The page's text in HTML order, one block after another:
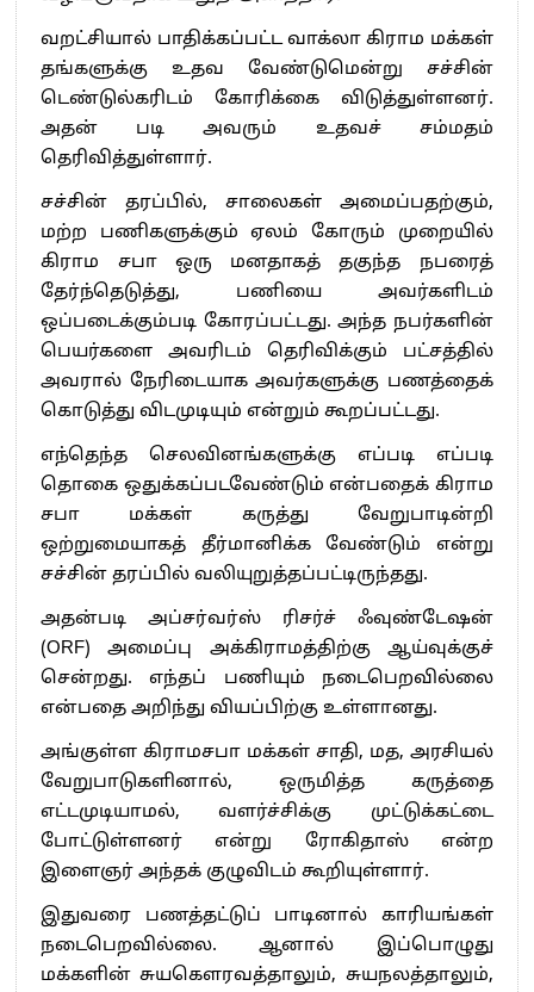
வறட்சியால் பாதிக்கப்பட்ட வாக்லா கிராம மக்கள்
தங்களுக்கு உதவ வேண்டுமென்று சச்சின்
டெண்டுல்கரிடம் கோரிக்கை விடுத்துள்ளனர்.
அதன் படி அவரும் உதவச் சம்மதம்
தெரிவித்துள்ளார்.
சச்சின் தரப்பில், சாலைகள் அமைப்பதற்கும்,
மற்ற பணிகளுக்கும் ஏலம் கோரும் முறையில்
கிராம சபா ஒரு மனதாகத் தகுந்த நபரைத்
தேர்ந்தெடுத்து, பணியை அவர்களிடம்
ஒப்படைக்கும்படி கோரப்பட்டது. அந்த நபர்களின்
பெயர்களை அவரிடம் தெரிவிக்கும் பட்சத்தில்
அவரால் நேரிடையாக அவர்களுக்கு பணத்தைக்
கொடுத்து விடமுடியும் என்றும் கூறப்பட்டது.
எந்தெந்த செலவினங்களுக்கு எப்படி எப்படி
தொகை ஒதுக்கப்படவேண்டும் என்பதைக் கிராம
சபா மக்கள் கருத்து வேறுபாடின்றி
ஒற்றுமையாகத் தீர்மானிக்க வேண்டும் என்று
சச்சின் தரப்பில் வலியுறுத்தப்பட்டிருந்தது.
அதன்படி அப்சர்வர்ஸ் ரிசர்ச் ஃவுண்டேஷன்
(ORF) அமைப்பு அக்கிராமத்திற்கு ஆய்வுக்குச்
சென்றது. எந்தப் பணியும் நடைபெறவில்லை
என்பதை அறிந்து வியப்பிற்கு உள்ளானது.
அங்குள்ள கிராமசபா மக்கள் சாதி, மத, அரசியல்
வேறுபாடுகளினால், ஒருமித்த கருத்தை
எட்டமுடியாமல், வளர்ச்சிக்கு முட்டுக்கட்டை
போட்டுள்ளனர் என்று ரோகிதாஸ் என்ற
இளைஞர் அந்தக் குழுவிடம் கூறியுள்ளார்.
இதுவரை பணத்தட்டுப் பாடினால் காரியங்கள்
நடைபெறவில்லை. ஆனால் இப்பொழுது
மக்களின் சுயகௌரவத்தாலும், சுயநலத்தாலும்,